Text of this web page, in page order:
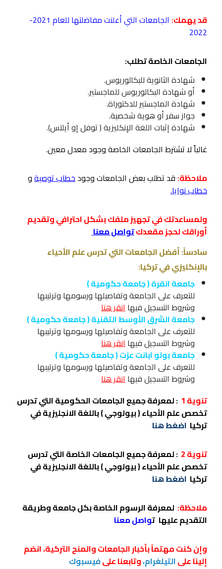
قد يهمك: الجامعات التي أعلنت مفاضلتها للعام 2021
-
2022
الجامعات الخاصة تطلب:
شهادة الثانوية للبكالوريوس.
أو شهادة البكالوريوس للماجستير.
شهادة الماجستير للدكتوراة.
جواز سفر أو هوية شخصية.
شهادة إثبات اللغة الإنكليزية ( توفل إو أيلتس).
غالباً لا تشترط الجامعات الخاصة وجود معدل معين.
ملاحظة: قد تطلب بعض الجامعات وجودخطاب توصيةو
خطاب نوايا.
ولمساعدتك في تجهيز ملفك بشكل احترافي وتقديم
أوراقك لحجز مقعدكتواصل معنا
سادساً: أفضل الجامعات التي تدرس علم الأحياء
بالإنكليزي في تركيا:
جامعة انقرة ( جامعة حكومية )
للتعرف على الجامعة وتفاصيلها ورسومها وترتيبها
وشروط التسجيل فيهاانقر هنا
جامعة الشرق الأوسط التقنية ( جامعة حكومية )
للتعرف على الجامعة وتفاصيلها ورسومها وترتيبها
وشروط التسجيل فيهاانقر هنا
جامعة بولو ابانت عزت ( جامعة حكومية )
للتعرف على الجامعة وتفاصيلها ورسومها وترتيبها
وشروط التسجيل فيهاانقر هنا
تنوية 1
: لمعرفة جميع الجامعات الحكومية التي تدرس
تخصص علم الأحياء ( بيولوجي ) باللغة الانجليزية في
تركيا اضغط هنا
تنوية 2
: لمعرفة جميع الجامعات الخاصة التي تدرس
تخصص علم الأحياء ( بيولوجي ) باللغة الانجليزية في
تركيا اضغط هنا
ملاحظة: لمعرفة الرسوم الخاصة بكل جامعة وطريقة
التقديم عليها تواصل معنا
وإن كنت مهتماً بأخبار الجامعات والمنح التركية، انضم
إلينا علىالتيلغرام،وتابعنا علىفيسبوك